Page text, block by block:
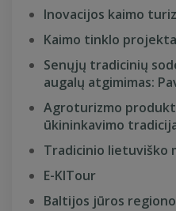
Inovacijos kaimo
Kaimo tinklo
Senųjų tradicinių
augalų atgimimas:
Agroturizmo
ūkininkavimo
Tradicinio lietuviško
E-KITour
Baltijos jūros